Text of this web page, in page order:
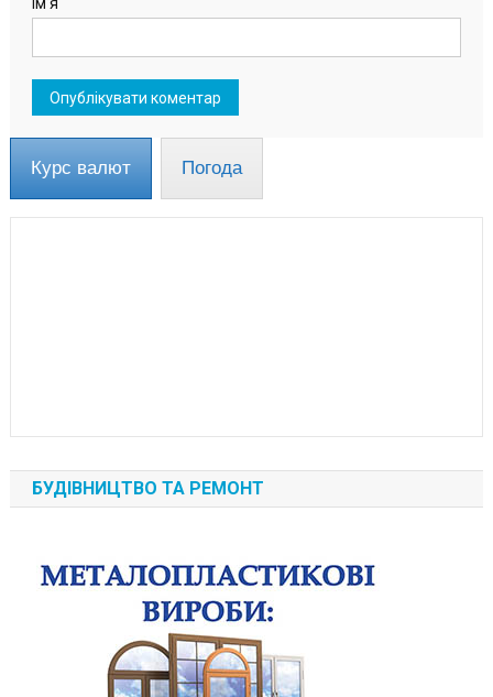
Курс валют Погода
БУДІВНИЦТВО ТА РЕМОНТ